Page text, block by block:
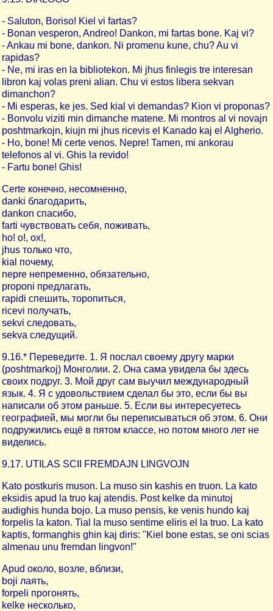
- Saluton, Boriso! Kiel vi fartas?
- Bonan vesperon, Andreo! Dankon, mi fartas bone. Kaj vi?
- Ankau mi bone, dankon. Ni promenu kune, chu? Au vi
rapidas?
- Ne, mi iras en la bibliotekon. Mi jhus finlegis tre interesan
libron kaj volas preni alian. Chu vi estos libera sekvan
dimanchon?
- Mi esperas, ke jes. Sed kial vi demandas? Kion vi proponas?
- Bonvolu viziti min dimanche matene. Mi montros al vi novajn
poshtmarkojn, kiujn mi jhus ricevis el Kanado kaj el Algherio.
- Ho, bone! Mi certe venos. Nepre! Tamen, mi ankorau
telefonos al vi. Ghis la revido!
- Fartu bone! Ghis!
Certe конечно, несомненно,
danki благодарить,
dankon спасибо,
farti чувствовать себя, поживать,
ho! о!, ox!,
jhus только что,
kial почему,
nepre непременно, обязательно,
proponi предлагать,
rapidi спешить, торопиться,
ricevi получать,
sekvi следовать,
sekva следущий.
9.16.* Переведите. 1. Я послал своему другу марки
(poshtmarkoj) Монголии. 2. Она сама увидела бы здесь
своих подруг. 3. Мой друг сам выучил международный
язык. 4. Я с удовольствием сделал бы это, если бы вы
написали об этом раньше. 5. Если вы интересуетесь
географией, мы могли бы переписываться об этом. 6. Они
подружились ещё в пятом классе, но потом много лет не
виделись.
9.17. UTILAS SCII FREMDAJN LINGVOJN
Kato postkuris muson. La muso sin kashis en truon. La kato
eksidis apud la truo kaj atendis. Post kelke da minutoj
audighis hunda bojo. La muso pensis, ke venis hundo kaj
forpelis la katon. Tial la muso sentime eliris el la truo. La kato
kaptis, formanghis ghin kaj diris: "Kiel bone estas, se oni scias
almenau unu fremdan lingvon!"
Apud около, возле, вблизи,
boji лаять,
forpeli прогонять,
kelke несколько,